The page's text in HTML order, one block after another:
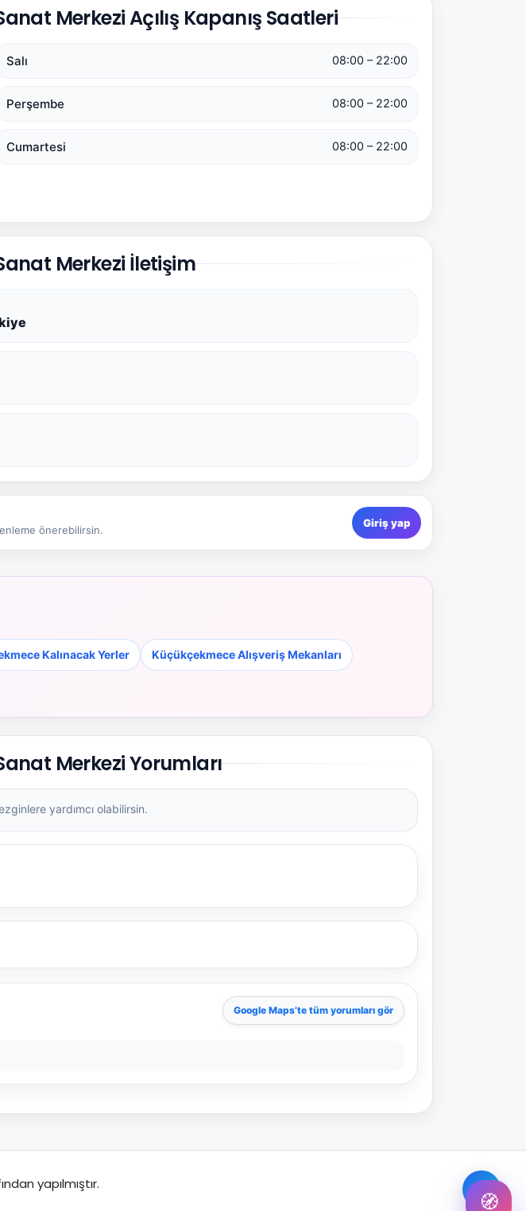
Merkezi Açılış Kapanış Saatleri
Salı 08:00 – 22:00
Perşembe 08:00 – 22:00
Cumartesi 08:00 – 22:00
Merkezi İletişim
önerebilirsin.
Giriş yap
Kalınacak Yerler Küçükçekmece Alışveriş Mekanları
Merkezi Yorumları
yardımcı olabilirsin.
Google Maps’te tüm yorumları gör
yapılmıştır.
🧭
🏛️ Tarihi 🌿 Doğa 👨‍👩‍👧 Aile/Çocuk
🍽️ Lezzet ⚡ Kısa
☔ Yağmurlu ₺ Ekonomik
Durak